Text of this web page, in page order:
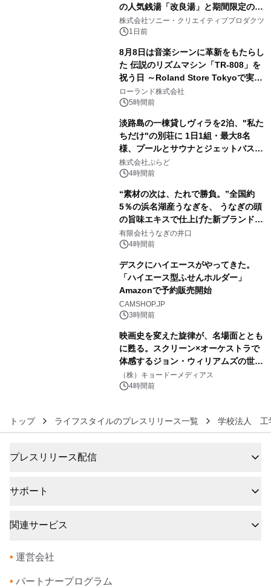
の人気銭湯「改良湯」と期間限定のコ
ラボレーション サウナイキタイコラ
ボグッズも発売決定！
株式会社ソニー・クリエイティブプロダクツ
1日前
8月8日は音楽シーンに革新をもたらし
た 伝説のリズムマシン「TR-808」を
祝う日 ～Roland Store Tokyoで実機
を展示しての 記念キャンペーンを開
催 英国ラジオ「NTS」の 特別プログ
アーティストを フィーチャーしたアニ
メーションを公開～
ローランド株式会社
5時間前
淡路島の一棟貸しヴィラを2泊、"私た
ちだけ"の別荘に 1日1組・最大8名
様、プールとサウナとジェットバス付
きで Villa Mon Temps AWAJIの連泊
素泊りプラン
株式会社ぷらど
4時間前
“素材の次は、たれで勝負。”全国約
5％の浜名湖産うなぎを、 うなぎの頭
の旨味エキスで仕上げた新ブランド
「井口の誉」誕生
有限会社うなぎの井口
4時間前
デスクにハイエースがやってきた。
「ハイエース型ふせんホルダー」
Amazonで予約販売開始
CAMSHOP.JP
3時間前
映画史を変えた旋律が、名場面ととも
に甦る。スクリーン×オーケストラで
体感するジョン・ウィリアムズの世
界。ジョン・ウィリアムズ：シネマ・
スペクタキュラー・コンサート 開催決
（株）キョードーメディアス
4時間前
トップ ライフスタイルのプレスリリース一覧 学校法人 工
プレスリリース配信
サポート
関連サービス
• 運営会社
• パートナープログラム